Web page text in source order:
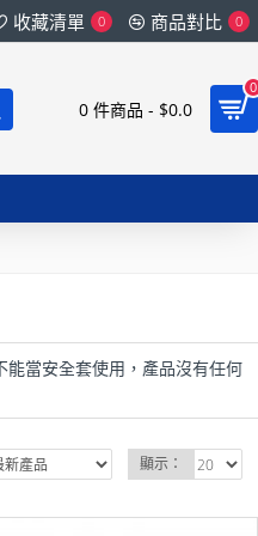
收藏清單 0 商品對比 0
0 件商品 - $0.0
0
當安全套使用，產品沒有任何
顯示：